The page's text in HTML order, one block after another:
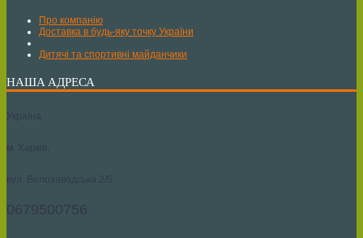
Про компанію
Доставка в будь-яку точку України
Дитячі та спортивні майданчики
НАША АДРЕСА
Україна
м. Харків,
вул. Велозаводська 2/5
0679500756